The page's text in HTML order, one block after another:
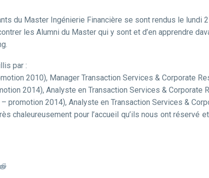
du Master Ingénierie Financière se sont rendus le lundi
les Alumni du Master qui y sont et d’en apprendre
par :
2010), Manager Transaction Services & Corporate
2014), Analyste en Transaction Services & Corporate
promotion 2014), Analyste en Transaction Services &
chaleureusement pour l’accueil qu’ils nous ont réservé